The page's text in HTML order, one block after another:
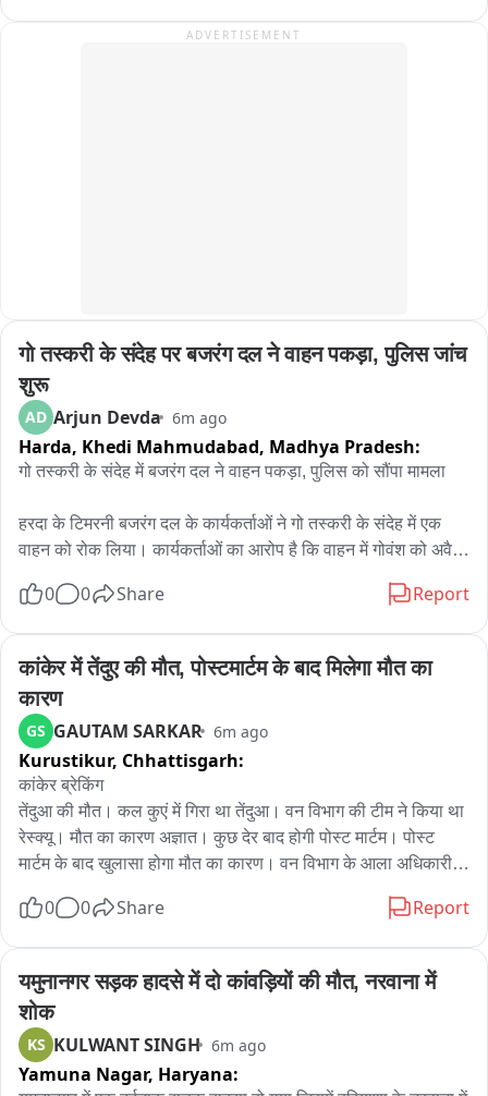
लक्ष्मणपुरा थाना पड़ाव क्षेत्र के रूप में हुई है। बताया जा रहा है विशाल अपने
ADVERTISEMENT
गो तस्करी के संदेह पर बजरंग दल ने वाहन पकड़ा, पुलिस जांच
शुरू
AD Arjun Devda 6m ago
Harda, Khedi Mahmudabad, Madhya Pradesh:
गो तस्करी के संदेह में बजरंग दल ने वाहन पकड़ा, पुलिस को सौंपा मामला
हरदा के टिमरनी बजरंग दल के कार्यकर्ताओं ने गो तस्करी के संदेह में एक
वाहन को रोक लिया। कार्यकर्ताओं का आरोप है कि वाहन में गोवंश को अवैध
वाहन तथा उसमें मौजूद लोगों को अपने कब्जे में लेकर जांच शुरू कर दी।
मवेशी भरकर बेतुल जिले के चौहट ग्राम ले जा रहे थे, बताया जा रहा है कि ये
लोग तीन बार पकड़ा चुके है, मवेशी आगे बेच देते है,इनके पास पंचायत का
फर्जी लेटर भी पाया गया है।
प्रत्यक्षदर्शियों के अनुसार, घटना के दौरान कुछ समय के लिए मौके पर भीड़
एकत्र हो गई। पुलिस ने स्थिति को नियंत्रित करते हुए सभी संबंधित पक्षों से
पूछताछ की। अधिकारियों का कहना है कि मामले की निष्पक्ष जांच की जा रही
है और जांच के बाद ही आगे की वैधानिक कार्रवाई की जाएगी।
वहीं पुलिस ने लोगों से अफवाहों पर ध्यान न देने और कानून अपने हाथ में न
0 0 Share Report
कांकेर में तेंदुए की मौत, पोस्टमार्टम के बाद मिलेगा मौत का
कारण
GS GAUTAM SARKAR 6m ago
Kurustikur, Chhattisgarh:
कांकेर ब्रेकिंग
तेंदुआ की मौत। कल कुएं में गिरा था तेंदुआ। वन विभाग की टीम ने किया था
रेस्क्यू। मौत का कारण अज्ञात। कुछ देर बाद होगी पोस्ट मार्टम। पोस्ट
मार्टम के बाद खुलासा होगा मौत का कारण। वन विभाग के आला अधिकारी
0 0 Share Report
यमुनानगर सड़क हादसे में दो कांवड़ियों की मौत, नरवाना में
शोक
KS KULWANT SINGH 6m ago
Yamuna Nagar, Haryana: